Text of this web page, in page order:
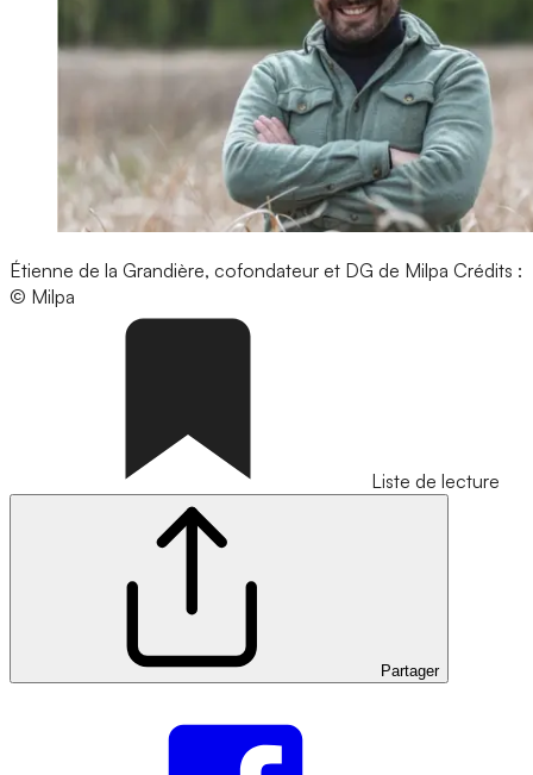
Étienne de la Grandière, cofondateur et DG de Milpa Crédits :
© Milpa
Liste de lecture
Partager